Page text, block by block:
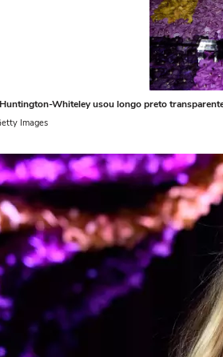
Whiteley usou longo preto
Images